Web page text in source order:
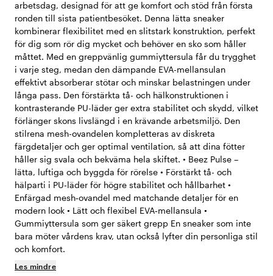
arbetsdag, designad för att ge komfort och stöd från första
ronden till sista patientbesöket. Denna lätta sneaker
kombinerar flexibilitet med en slitstark konstruktion, perfekt
för dig som rör dig mycket och behöver en sko som håller
måttet. Med en greppvänlig gummiyttersula får du trygghet
i varje steg, medan den dämpande EVA-mellansulan
effektivt absorberar stötar och minskar belastningen under
långa pass. Den förstärkta tå- och hälkonstruktionen i
kontrasterande PU-läder ger extra stabilitet och skydd, vilket
förlänger skons livslängd i en krävande arbetsmiljö. Den
stilrena mesh-ovandelen kompletteras av diskreta
färgdetaljer och ger optimal ventilation, så att dina fötter
håller sig svala och bekväma hela skiftet. • Beez Pulse –
lätta, luftiga och byggda för rörelse • Förstärkt tå- och
hälparti i PU‑läder för högre stabilitet och hållbarhet •
Enfärgad mesh‑ovandel med matchande detaljer för en
modern look • Lätt och flexibel EVA‑mellansula •
Gummiyttersula som ger säkert grepp En sneaker som inte
bara möter vårdens krav, utan också lyfter din personliga stil
och komfort.
Les mindre